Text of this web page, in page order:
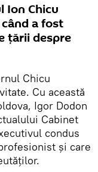
Ion Chicu
a fost
țării despre
Chicu
Cu această
Igor Dodon
Cabinet
condus
și care